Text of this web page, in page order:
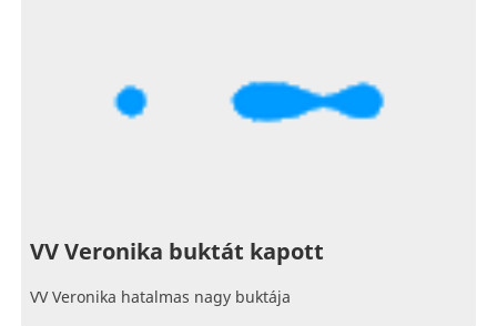
VV Veronika buktát kapott
VV Veronika hatalmas nagy buktája